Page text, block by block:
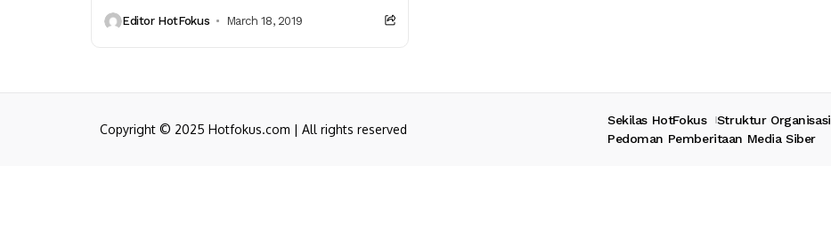
memimpin dengan skor empat poin....
Editor HotFokus March 18, 2019
Copyright © 2025 Hotfokus.com | All rights reserved
Sekilas HotFokus Struktur Organisasi
Pedoman Pemberitaan Media Siber